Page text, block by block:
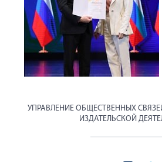
УПРАВЛЕНИЕ ОБЩЕСТВЕННЫХ
ИЗДАТЕЛЬСКОЙ